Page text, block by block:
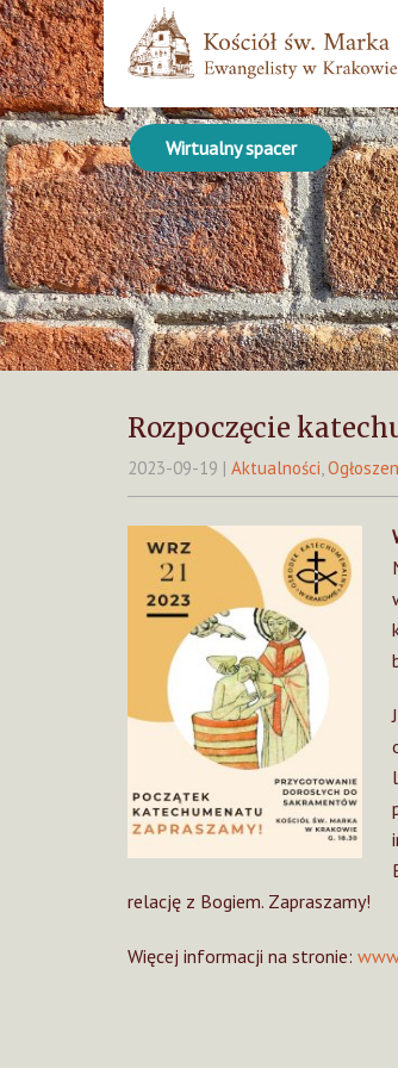
Wirtualny spacer
Rozpoczęcie
2023-09-19 | Aktualności,
relację z Bogiem. Zapraszamy!
Więcej informacji na stronie: